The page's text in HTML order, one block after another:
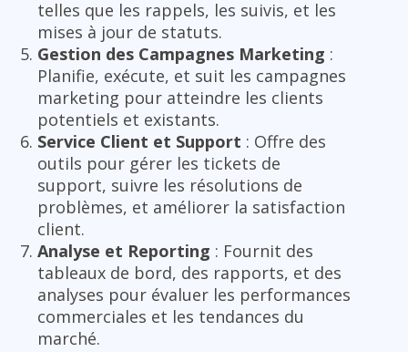
telles que les rappels, les suivis, et les
mises à jour de statuts.
Gestion des Campagnes Marketing :
Planifie, exécute, et suit les campagnes
marketing pour atteindre les clients
potentiels et existants.
Service Client et Support : Offre des
outils pour gérer les tickets de
support, suivre les résolutions de
problèmes, et améliorer la satisfaction
client.
Analyse et Reporting : Fournit des
tableaux de bord, des rapports, et des
analyses pour évaluer les performances
commerciales et les tendances du
marché.